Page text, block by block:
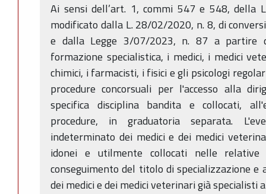
Ai sensi dell’art. 1, commi 547 e 548, della
modificato dalla L. 28/02/2020, n. 8, di
e dalla Legge 3/07/2023, n. 87 a partire
formazione specialistica, i medici, i medici
chimici, i farmacisti, i fisici e gli psicologi
procedure concorsuali per l'accesso alla
specifica disciplina bandita e collocati,
procedure, in graduatoria separata.
indeterminato dei medici e dei medici
idonei e utilmente collocati nelle relative
conseguimento del titolo di specializzazione
dei medici e dei medici veterinari già specialisti